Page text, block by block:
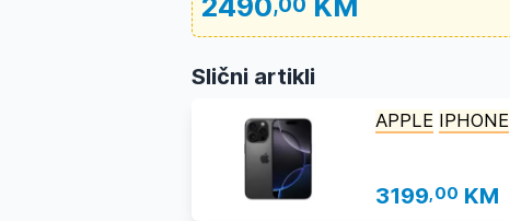
2490 KM
Slični artikli
APPLE IPHONE
3199,00 KM